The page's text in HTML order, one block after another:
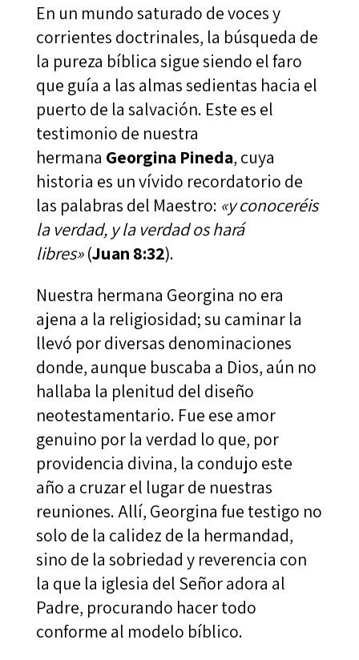
En un mundo saturado de voces y
corrientes doctrinales, la búsqueda de
la pureza bíblica sigue siendo el faro
que guía a las almas sedientas hacia el
puerto de la salvación. Este es el
testimonio de nuestra
hermana Georgina Pineda, cuya
historia es un vívido recordatorio de
las palabras del Maestro: «y conoceréis
la verdad, y la verdad os hará
libres»(Juan 8:32).
Nuestra hermana Georgina no era
ajena a la religiosidad; su caminar la
llevó por diversas denominaciones
donde, aunque buscaba a Dios, aún no
hallaba la plenitud del diseño
neotestamentario. Fue ese amor
genuino por la verdad lo que, por
providencia divina, la condujo este
año a cruzar el lugar de nuestras
reuniones. Allí, Georgina fue testigo no
solo de la calidez de la hermandad,
sino de la sobriedad y reverencia con
la que la iglesia del Señor adora al
Padre, procurando hacer todo
conforme al modelo bíblico.